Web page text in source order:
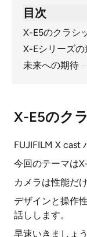
目次
X-E5のクラシ
X-Eシリーズの
未来への期待
X-E5のク
FUJIFILM X cast
今回のテーマは
カメラは性能だ
デザインと操作
話しします。
早速いきましょう